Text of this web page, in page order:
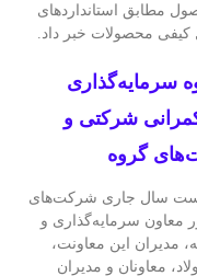
هزار تن محصول مطابق استانداردهای
کیفی محصولات خبر داد.
سرمایه‌گذاری
حکمرانی شرکتی و
گروه
سال جاری شرکت‌های
معاون سرمایه‌گذاری و
مدیران این معاونت،
معاونان و مدیران